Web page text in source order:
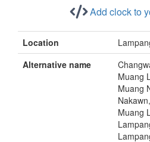
Add clock to
Location
Alternative name
Muang
Muang
Muang